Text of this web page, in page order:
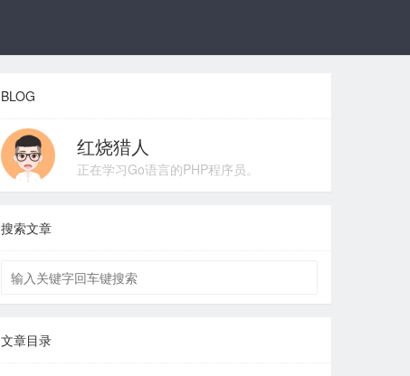
BLOG
红烧猎人
正在学习Go语言的PHP程序员。
搜索文章
文章目录